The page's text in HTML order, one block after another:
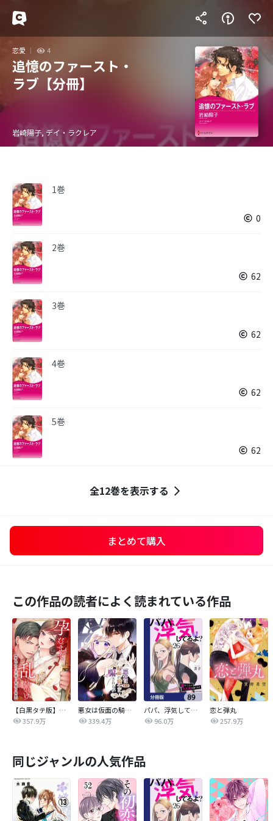
恋愛 4
追憶のファースト・
ラブ【分冊】
岩崎陽子, デイ・ラクレア
1巻
0
2巻
62
3巻
62
4巻
62
5巻
62
全12巻を表示する
まとめて購入
この作品の読者によく読まれている作品
【白黒タテ版】孕むまで乱れいけ～身代わり花嫁と軍服の猛愛
357.9万
悪女は仮面の騎士に騙されない
339.4万
パパ、浮気してるよ？娘と二人でクズ夫を捨てます【分冊版】
96.0万
恋と弾丸
257.9万
同じジャンルの人気作品